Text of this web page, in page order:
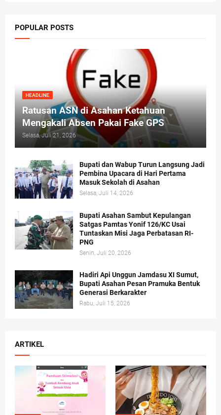
POPULAR POSTS
HEADLINE
Ratusan ASN di Asahan Ketahuan
Mengakali Absen Pakai Fake GPS
Selasa, Juli 21, 2026
Bupati dan Wabup Turun Langsung Jadi
Pembina Upacara di Hari Pertama
Masuk Sekolah di Asahan
Selasa, Juli 14, 2026
Bupati Asahan Sambut Kepulangan
Satgas Pamtas Yonif 126/KC Usai
Tuntaskan Misi Jaga Perbatasan RI-
PNG
Senin, Juli 20, 2026
Hadiri Api Unggun Jamdasu XI Sumut,
Bupati Asahan Pesan Pramuka Bentuk
Generasi Berkarakter
Rabu, Juli 15, 2026
ARTIKEL